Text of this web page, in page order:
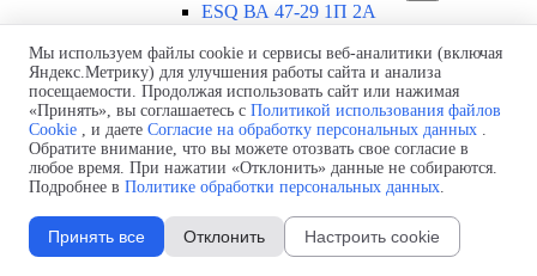
ESQ ВА 47-29 1П 2А
ESQ ВА 47-29 1П 4А
ESQ ВА 47-29 1П 6А
ESQ ВА 47-29 1П 10А
ESQ ВА 47-29 1П 16А
ESQ ВА 47-29 1П 20А
ESQ ВА 47-29 1П 25А
ESQ ВА 47-29 1П 32А
ESQ ВА 47-29 1П 50А
ESQ ВА 47-29 1П 63А
Мы используем файлы cookie и сервисы веб-аналитики (включая
Яндекс.Метрику) для улучшения работы сайта и анализа
посещаемости. Продолжая использовать сайт или нажимая
«Принять», вы соглашаетесь с Политикой использования файлов
Cookie , и даете Согласие на обработку персональных данных .
Обратите внимание, что вы можете отозвать свое согласие в
любое время. При нажатии «Отклонить» данные не собираются.
Подробнее в Политике обработки персональных данных.
Принять все Отклонить Настроить cookie